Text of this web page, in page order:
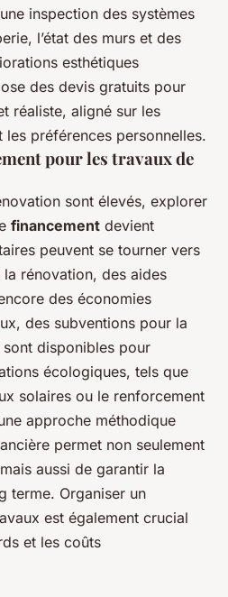
inspection des systèmes
l’état des murs et des
esthétiques
des devis gratuits pour
réaliste, aligné sur les
préférences personnelles.
pour les travaux de
sont élevés, explorer
financement devient
peuvent se tourner vers
rénovation, des aides
des économies
des subventions pour la
disponibles pour
écologiques, tels que
solaires ou le renforcement
approche méthodique
permet non seulement
aussi de garantir la
terme. Organiser un
est également crucial
et les coûts